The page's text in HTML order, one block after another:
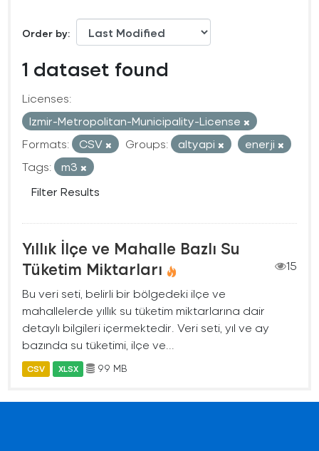
Order by
1 dataset found
Licenses:
Izmir-Metropolitan-Municipality-License
Formats:
CSV Groups: altyapi
enerji
Tags:
m3
Filter Results
Yıllık İlçe ve Mahalle Bazlı Su
Tüketim Miktarları
15
Bu veri seti, belirli bir bölgedeki ilçe ve
mahallelerde yıllık su tüketim miktarlarına dair
detaylı bilgileri içermektedir. Veri seti, yıl ve ay
bazında su tüketimi, ilçe ve...
CSV XLSX 99 MB